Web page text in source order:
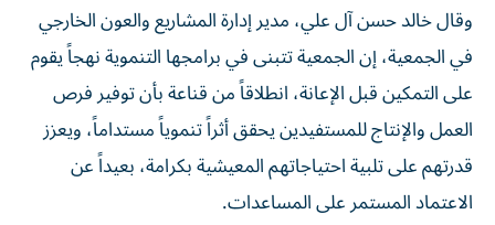
وقال خالد حسن آل علي، مدير إدارة المشاريع والعون الخارجي
في الجمعية، إن الجمعية تتبنى في برامجها التنموية نهجاً يقوم
على التمكين قبل الإعانة، انطلاقاً من قناعة بأن توفير فرص
العمل والإنتاج للمستفيدين يحقق أثراً تنموياً مستداماً، ويعزز
قدرتهم على تلبية احتياجاتهم المعيشية بكرامة، بعيداً عن
الاعتماد المستمر على المساعدات.